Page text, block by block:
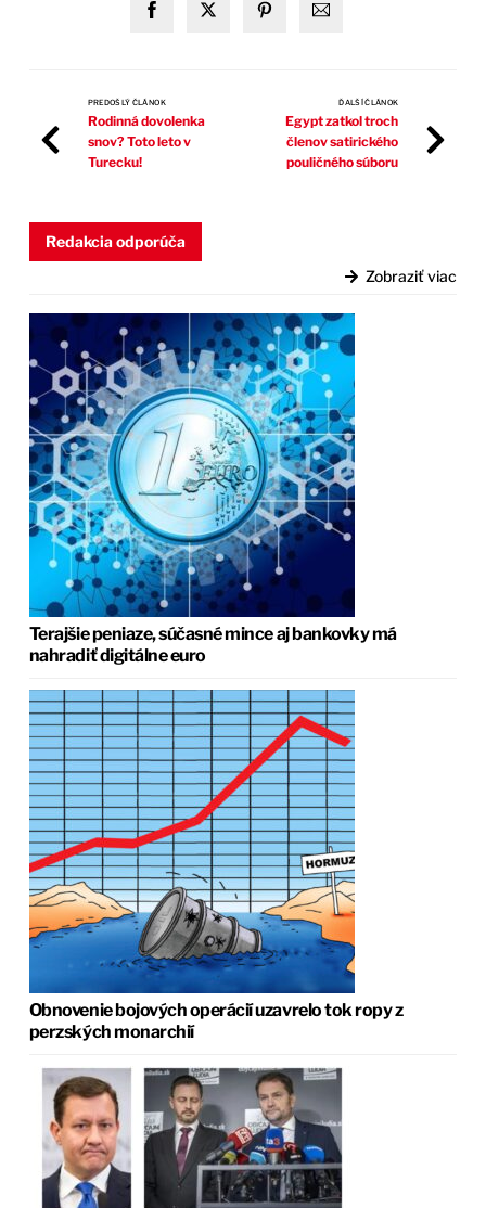
PREDOŠLÝ ČLÁNOK
Rodinná dovolenka
snov? Toto leto v
Turecku!
ĎALŠÍ ČLÁNOK
Egypt zatkol troch
členov satirického
pouličného súboru
Redakcia odporúča
Zobraziť viac
Terajšie peniaze, súčasné mince aj bankovky má
nahradiť digitálne euro
Obnovenie bojových operácií uzavrelo tok ropy z
perzských monarchií